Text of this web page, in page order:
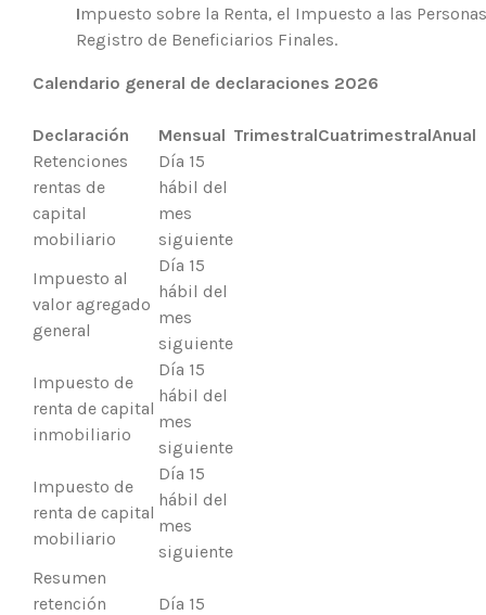
Impuesto sobre la Renta, el Impuesto a las
Registro de Beneficiarios Finales.
Calendario general de declaraciones 2026
Declaración Mensual TrimestralCuatrimestralAnual
Retenciones
rentas de
capital
mobiliario
Día 15
hábil del
mes
siguiente
Impuesto al
valor agregado
general
Día 15
hábil del
mes
siguiente
Impuesto de
renta de capital
inmobiliario
Día 15
hábil del
mes
siguiente
Impuesto de
renta de capital
mobiliario
Día 15
hábil del
mes
siguiente
Resumen
retención
Día 15